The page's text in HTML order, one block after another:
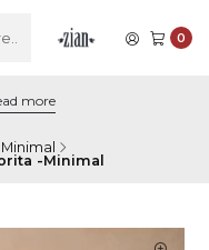
0
more
Minimal
-Minimal